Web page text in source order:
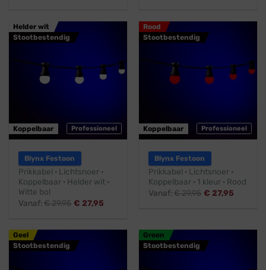
Helder wit
Stootbestendig
Professioneel
Koppelbaar
Blynx Festoon
Prikkabel · Lichtsnoer ·
Koppelbaar · Helder wit ·
Witte bol
Vanaf:€29,95 € 27,95
Rood
Stootbestendig
Professioneel
Koppelbaar
Blynx Festoon
Prikkabel · Lichtsnoer ·
Koppelbaar · 1 kleur · Rood
Vanaf:€29,95 € 27,95
Geel
Stootbestendig
Groen
Stootbestendig